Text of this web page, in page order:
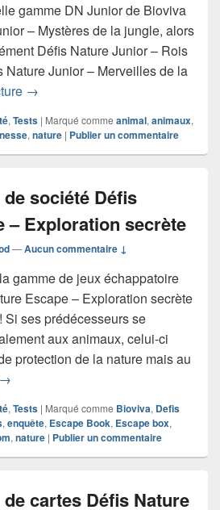
gamme DN Junior de Bioviva
– Mystères de la jungle, alors
Défis Nature Junior – Rois
Nature Junior – Merveilles de la
Chronique jeux de cartes Défis
→
, Tests | Marqué comme animal, animaux,
, nature | Publier un commentaire
société Défis
– Exploration secrète
—Aucun commentaire ↓
gamme de jeux échappatoire
Escape – Exploration secrète
ses prédécesseurs se
aux animaux, celui-ci
protection de la nature mais au
Chronique jeu de société Défis
→
, Tests | Marqué comme Bioviva, Defis
, enquête, Escape Book, Escape box,
, nature | Publier un commentaire
cartes Défis Nature